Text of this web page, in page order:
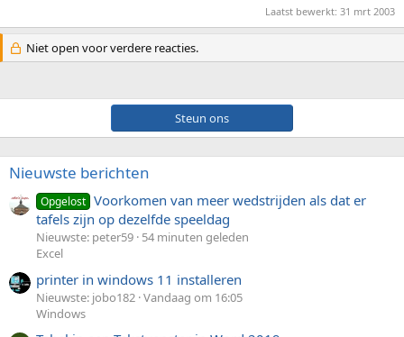
Laatst bewerkt: 31 mrt 2003
Niet open voor verdere reacties.
Steun ons
Nieuwste berichten
Opgelost Voorkomen van meer wedstrijden als dat er
tafels zijn op dezelfde speeldag
Nieuwste: peter59 54 minuten geleden
Excel
printer in windows 11 installeren
Nieuwste: jobo182 Vandaag om 16:05
Windows